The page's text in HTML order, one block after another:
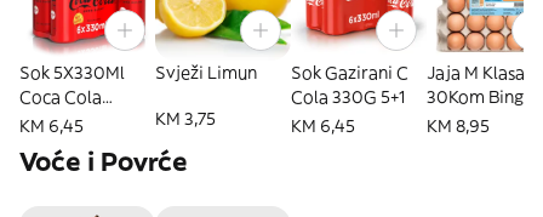
Sok 5X330Ml
Coca Cola
Zero+1Kom
Gratis Lim.
KM 6,45
Svježi Limun
KM 3,75
Sok Gazirani C
Cola 330G 5+1
KM 6,45
Jaja M Klasa
30Kom Bingo
KM 8,95
Voće i Povrće